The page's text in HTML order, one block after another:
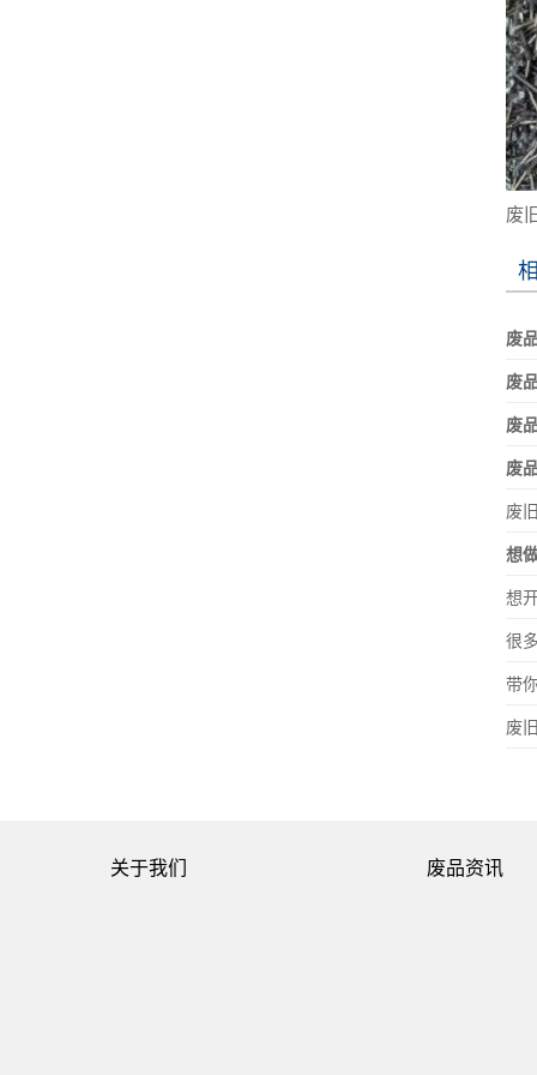
废
废
废
废
废
废
想
想
很
带
废
关于我们 废品资讯